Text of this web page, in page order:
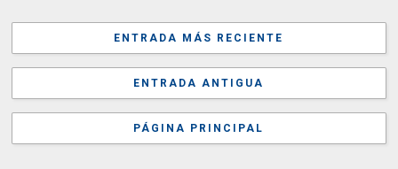
ENTRADA MÁS RECIENTE
ENTRADA ANTIGUA
PÁGINA PRINCIPAL